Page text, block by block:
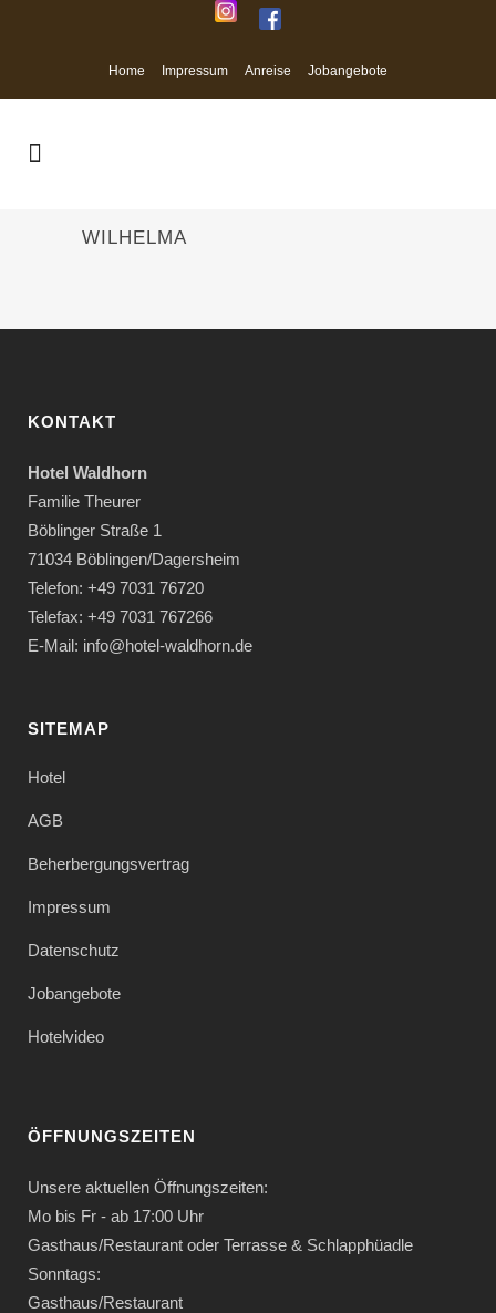
Home Impressum Anreise Jobangebote
WILHELMA
KONTAKT
Hotel Waldhorn
Familie Theurer
Böblinger Straße 1
71034 Böblingen/Dagersheim
Telefon: +49 7031 76720
Telefax: +49 7031 767266
E-Mail: info@hotel-waldhorn.de
SITEMAP
Hotel
AGB
Beherbergungsvertrag
Impressum
Datenschutz
Jobangebote
Hotelvideo
ÖFFNUNGSZEITEN
Unsere aktuellen Öffnungszeiten:
Mo bis Fr - ab 17:00 Uhr
Gasthaus/Restaurant oder Terrasse & Schlapphüadle
Sonntags:
Gasthaus/Restaurant